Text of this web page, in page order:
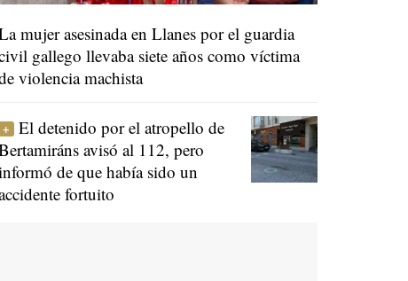
mujer asesinada en Llanes por el guardia
gallego llevaba siete años como víctima
violencia machista
El detenido por el atropello de
avisó al 112, pero
de que había sido un
fortuito